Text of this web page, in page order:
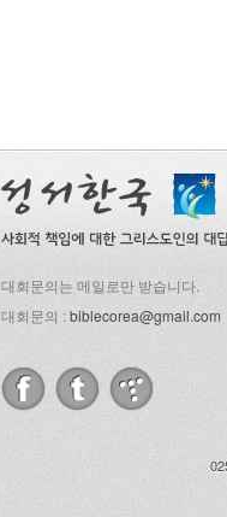
대회문의는 메일로만 받습니다.
대회문의 :biblecorea@gmail.com